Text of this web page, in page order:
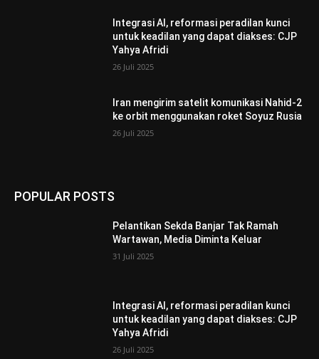
Integrasi AI, reformasi peradilan kunci
untuk keadilan yang dapat diakses: CJP
Yahya Afridi
26 Juli 2025
Iran mengirim satelit komunikasi Nahid-2
ke orbit menggunakan roket Soyuz Rusia
26 Juli 2025
POPULAR POSTS
Pelantikan Sekda Banjar Tak Ramah
Wartawan, Media Diminta Keluar
31 Juli 2025
Integrasi AI, reformasi peradilan kunci
untuk keadilan yang dapat diakses: CJP
Yahya Afridi
26 Juli 2025